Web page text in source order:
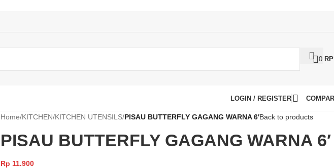
0 RP
LOGIN / REGISTER
Home/KITCHEN/KITCHEN UTENSILS/PISAU BUTTERFLY GAGANG WARNA 6′Back to products
PISAU BUTTERFLY GAGANG WARNA 6′
Rp 11.900